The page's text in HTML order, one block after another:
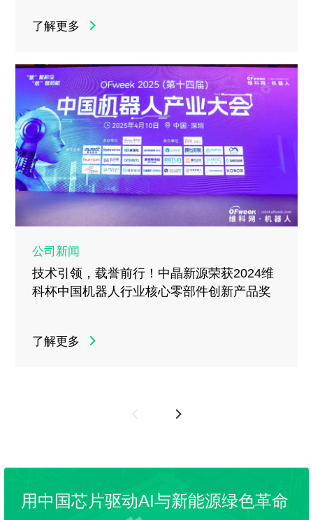
了解更多
公司新闻
技术引领，载誉前行！中晶新源荣获2024维
科杯中国机器人行业核心零部件创新产品奖
了解更多
用中国芯片驱动AI与新能源绿色革命